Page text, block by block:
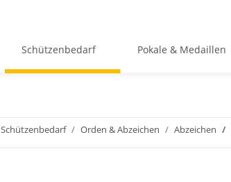
Schützenbedarf Pokale & Medaillen
Schützenbedarf Orden & Abzeichen Abzeichen